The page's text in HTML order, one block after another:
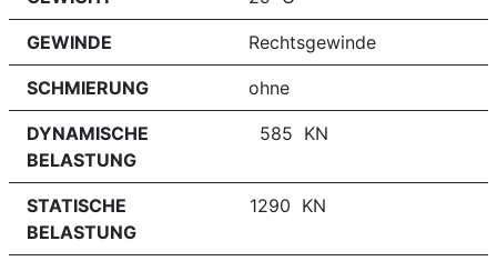
GEWINDE Rechtsgewinde
SCHMIERUNG ohne
DYNAMISCHE
BELASTUNG
585 KN
STATISCHE
BELASTUNG
1290 KN